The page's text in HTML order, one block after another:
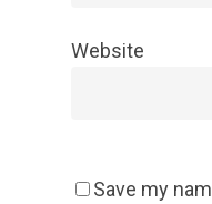
Website
Save my